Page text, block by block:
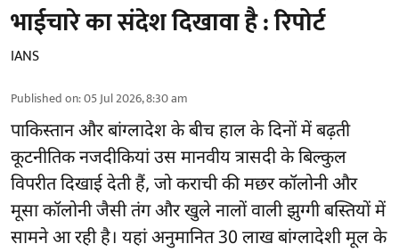
भाईचारे का संदेश दिखावा है : रिपोर्ट
IANS
Published on:05 Jul 2026, 8:30 am
पाकिस्तान और बांग्लादेश के बीच हाल के दिनों में बढ़ती
कूटनीतिक नजदीकियां उस मानवीय त्रासदी के बिल्कुल
विपरीत दिखाई देती हैं, जो कराची की मछर कॉलोनी और
मूसा कॉलोनी जैसी तंग और खुले नालों वाली झुग्गी बस्तियों में
सामने आ रही है। यहां अनुमानित 30 लाख बांग्लादेशी मूल के